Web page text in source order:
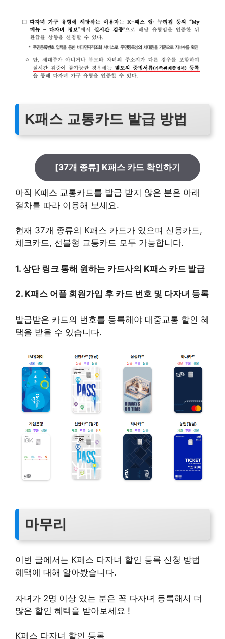
K패스 교통카드 발급 방법
[37개 종류] K패스 카드 확인하기
아직 K패스 교통카드를 발급 받지 않은 분은 아래
절차를 따라 이용해 보세요.
현재 37개 종류의 K패스 카드가 있으며 신용카드,
체크카드, 선불형 교통카드 모두 가능합니다.
1. 상단 링크 통해 원하는 카드사의 K패스 카드 발급
2. K패스 어플 회원가입 후 카드 번호 및 다자녀 등록
발급받은 카드의 번호를 등록해야 대중교통 할인 혜
택을 받을 수 있습니다.
마무리
이번 글에서는 K패스 다자녀 할인 등록 신청 방법
혜택에 대해 알아봤습니다.
자녀가 2명 이상 있는 분은 꼭 다자녀 등록해서 더
많은 할인 혜택을 받아보세요 !
K패스 다자녀 할인 등록